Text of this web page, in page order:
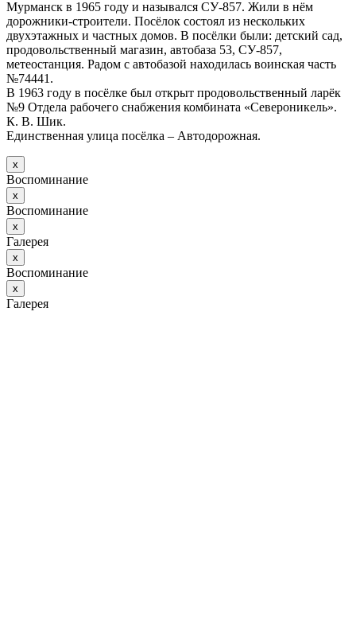
Мурманск в 1965 году и назывался СУ-857. Жили в нём
дорожники-строители. Посёлок состоял из нескольких
двухэтажных и частных домов. В посёлки были: детский сад,
продовольственный магазин, автобаза 53, СУ-857,
метеостанция. Радом с автобазой находилась воинская часть
№74441.
В 1963 году в посёлке был открыт продовольственный ларёк
№9 Отдела рабочего снабжения комбината «Североникель».
К. В. Шик.
Единственная улица посёлка – Автодорожная.
х
Воспоминание
х
Воспоминание
х
Галерея
х
Воспоминание
х
Галерея